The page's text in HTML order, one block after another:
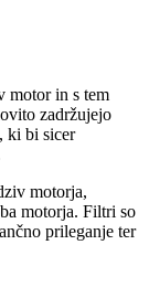
motor in s tem
zadržujejo
ki bi sicer
motorja,
motorja. Filtri so
prileganje ter